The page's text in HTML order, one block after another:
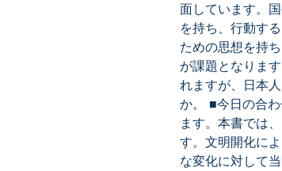
面しています。
を持ち、行動す
ための思想を持
が課題となりま
れますが、日本
か。 ■今日の合
ます。本書では
す。文明開化に
な変化に対して